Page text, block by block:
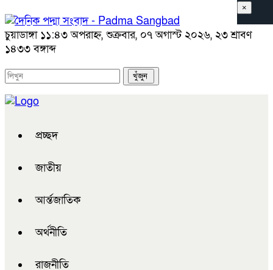
চুয়াডাঙ্গা ১১:৪৩ অপরাহ্ন, শুক্রবার, ০৭ অগাস্ট ২০২৬, ২৩ শ্রাবণ
১৪৩৩ বঙ্গাব্দ
প্রচ্ছদ
জাতীয়
আর্ন্তজাতিক
অর্থনীতি
রাজনীতি
×